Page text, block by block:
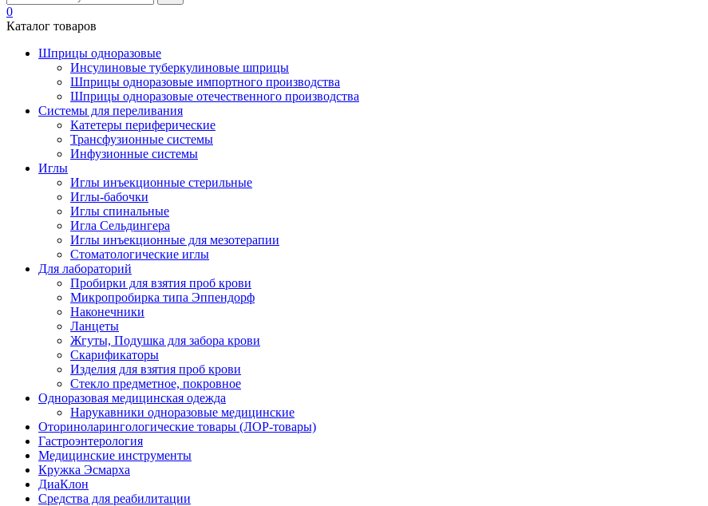
0
Каталог товаров
Шприцы одноразовые
Инсулиновые туберкулиновые шприцы
Шприцы одноразовые импортного производства
Шприцы одноразовые отечественного производства
Системы для переливания
Катетеры периферические
Трансфузионные системы
Инфузионные системы
Иглы
Иглы инъекционные стерильные
Иглы-бабочки
Иглы спинальные
Игла Сельдингера
Иглы инъекционные для мезотерапии
Стоматологические иглы
Для лабораторий
Пробирки для взятия проб крови
Микропробирка типа Эппендорф
Наконечники
Ланцеты
Жгуты, Подушка для забора крови
Скарификаторы
Изделия для взятия проб крови
Стекло предметное, покровное
Одноразовая медицинская одежда
Нарукавники одноразовые медицинские
Оториноларингологические товары (ЛОР-товары)
Гастроэнтерология
Медицинские инструменты
Кружка Эсмарха
ДиаКлон
Средства для реабилитации